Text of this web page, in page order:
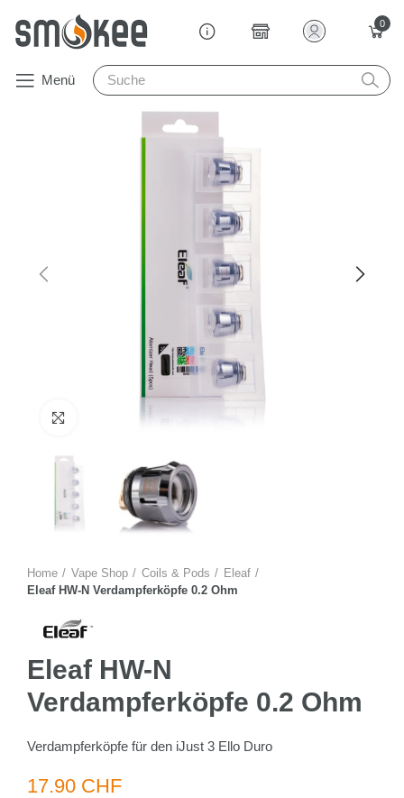
0
Menü
Zum Vergrössern anklicken
Home Vape Shop Coils & Pods
Eleaf
Eleaf HW-N Verdampferköpfe 0.2 Ohm
Eleaf HW-N
Verdampferköpfe 0.2 Ohm
Verdampferköpfe für den iJust 3 Ello Duro
17.90 CHF